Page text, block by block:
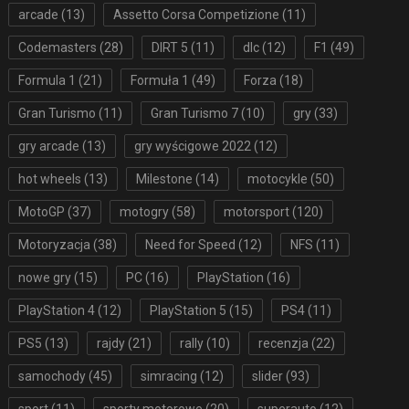
arcade (13) Assetto Corsa Competizione (11)
Codemasters (28) DIRT 5 (11) dlc(12) F1 (49)
Formula 1 (21) Formuła 1 (49) Forza (18)
Gran Turismo (11) Gran Turismo 7(10) gry(33)
gry arcade (13) gry wyścigowe 2022 (12)
hot wheels (13) Milestone (14) motocykle (50)
MotoGP (37) motogry(58) motorsport(120)
Motoryzacja (38) Need for Speed (12) NFS (11)
nowe gry(15) PC (16) PlayStation (16)
PlayStation 4(12) PlayStation 5 (15) PS4(11)
PS5 (13) rajdy(21) rally(10) recenzja (22)
samochody(45) simracing (12) slider(93)